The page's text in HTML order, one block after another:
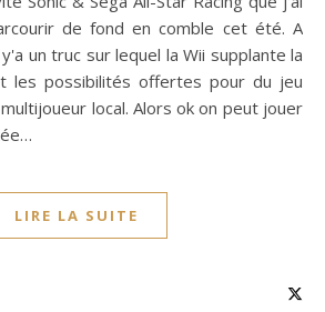
de fond en comble cet été. A
un truc sur lequel la Wii supplante la
les possibilités offertes pour du jeu
local. Alors ok on peut jouer
LIRE LA SUITE